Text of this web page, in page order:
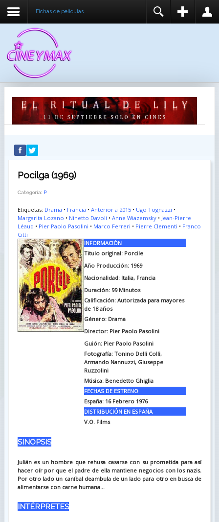
Fichas de peliculas
RECUÉRDEME
IDENTIFICARSE
REGISTER
Pocilga (1969)
Categoría: P
Etiquetas: Drama • Francia • Anterior a 2015• Ugo Tognazzi •
Margarita Lozano • Ninetto Davoli • Anne Wiazemsky• Jean-Pierre
Léaud • Pier Paolo Pasolini • Marco Ferreri • Pierre Clementi • Franco
Citti
INFORMACIÓN
Titulo original: Porcile
Año Producción: 1969
Nacionalidad: Italia, Francia
Duración: 99 Minutos
Calificación: Autorizada para mayores
de 18 años
Género: Drama
Director: Pier Paolo Pasolini
Guión: Pier Paolo Pasolini
Fotografía: Tonino Delli Colli,
Armando Nannuzzi, Giuseppe
Ruzzolini
Música: Benedetto Ghiglia
FECHAS DE ESTRENO
España: 16 Febrero 1976
DISTRIBUCIÓN EN ESPAÑA
V.O. Films
SINOPSIS
Julián es un hombre que rehusa casarse con su prometida para así
hacer oír por que el padre de ella mantiene negocios con los nazis.
Por otro lado un caníbal deambula de un lado para otro en busca de
alimentarse con carne humana...
INTÉRPRETES